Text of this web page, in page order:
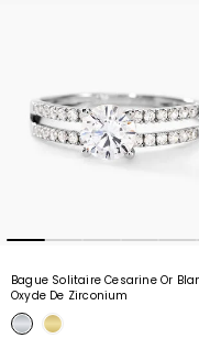
Bague Solitaire Cesarine Or
Oxyde De Zirconium